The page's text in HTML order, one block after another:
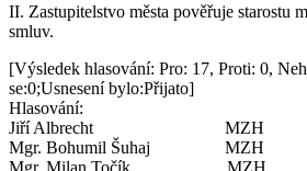
II. Zastupitelstvo města pověřuje starostu
smluv.
[Výsledek hlasování: Pro: 17, Proti: 0,
se:0;Usnesení bylo:Přijato]
Hlasování:
Jiří Albrecht MZH
Mgr. Bohumil Šuhaj MZH
Mgr. Milan Točík MZH